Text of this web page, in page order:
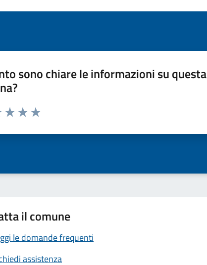
sono chiare le informazioni su questa
1 a 5 stelle la pagina
il comune
le domande frequenti
assistenza